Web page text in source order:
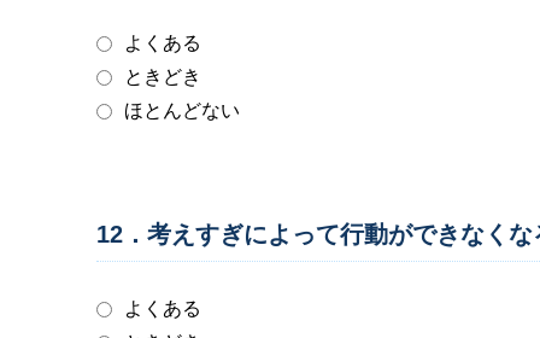
よくある
ときどき
ほとんどない
12．考えすぎによって行動ができなく
よくある